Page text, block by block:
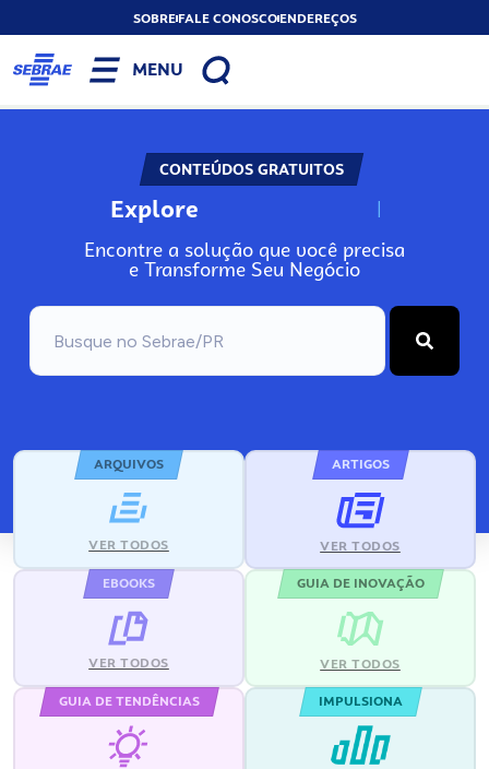
SOBREFALE CONOSCOENDEREÇOS
MENU
CONTEÚDOS GRATUITOS
Explore N
Encontre a solução que você precisa
e Transforme Seu Negócio
ARQUIVOS
VER TODOS
ARTIGOS
VER TODOS
EBOOKS
VER TODOS
GUIA DE INOVAÇÃO
VER TODOS
GUIA DE TENDÊNCIAS IMPULSIONA